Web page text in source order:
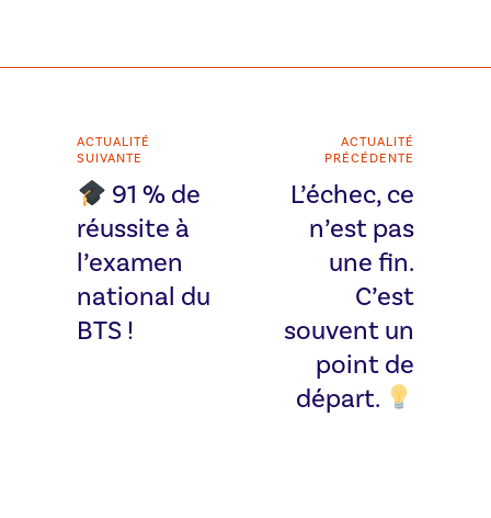
ACTUALITÉ
SUIVANTE
91 % de
réussite à
l’examen
national du
BTS !
ACTUALITÉ
PRÉCÉDENTE
L’échec, ce
n’est pas
une fin.
C’est
souvent un
point de
départ.